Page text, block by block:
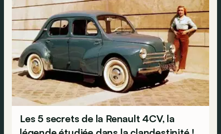
Les 5 secrets de la Renault 4CV, la